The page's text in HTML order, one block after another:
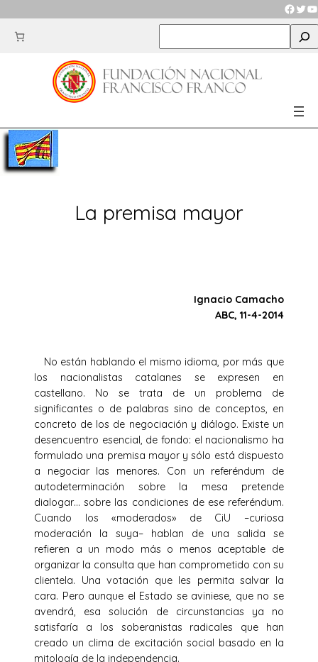
al
contenido
e
r
c
La premisa mayor
Ignacio Camacho
ABC, 11-4-2014
No están hablando el mismo idioma, por más que
los nacionalistas catalanes se expresen en
castellano. No se trata de un problema de
significantes o de palabras sino de conceptos, en
concreto de los de negociación y diálogo. Existe un
desencuentro esencial, de fondo: el nacionalismo ha
formulado una premisa mayor y sólo está dispuesto
a negociar las menores. Con un referéndum de
autodeterminación sobre la mesa pretende
dialogar… sobre las condiciones de ese referéndum.
Cuando los «moderados» de CiU –curiosa
moderación la suya– hablan de una salida se
refieren a un modo más o menos aceptable de
organizar la consulta que han comprometido con su
clientela. Una votación que les permita salvar la
cara. Pero aunque el Estado se aviniese, que no se
avendrá, esa solución de circunstancias ya no
satisfaría a los soberanistas radicales que han
creado un clima de excitación social basado en la
mitología de la independencia.